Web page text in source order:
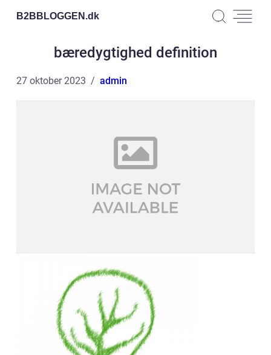
B2BBLOGGEN.dk
bæredygtighed definition
27 oktober 2023 admin